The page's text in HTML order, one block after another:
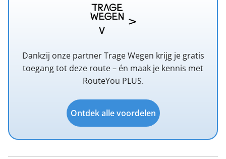
Dankzij onze partner Trage Wegen krijg je gratis
toegang tot deze route – én maak je kennis met
RouteYou PLUS.
Ontdek alle voordelen